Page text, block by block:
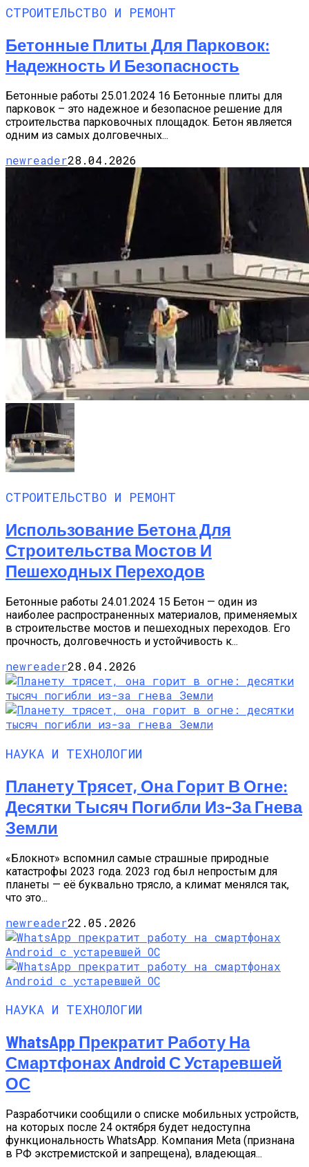
СТРОИТЕЛЬСТВО И РЕМОНТ
Бетонные Плиты Для Парковок:
Надежность И Безопасность
Бетонные работы 25.01.2024 16 Бетонные плиты для
парковок – это надежное и безопасное решение для
строительства парковочных площадок. Бетон является
одним из самых долговечных...
newreader28.04.2026
СТРОИТЕЛЬСТВО И РЕМОНТ
Использование Бетона Для
Строительства Мостов И
Пешеходных Переходов
Бетонные работы 24.01.2024 15 Бетон — один из
наиболее распространенных материалов, применяемых
в строительстве мостов и пешеходных переходов. Его
прочность, долговечность и устойчивость к...
newreader28.04.2026
НАУКА И ТЕХНОЛОГИИ
Планету Трясет, Она Горит В Огне:
Десятки Тысяч Погибли Из-За Гнева
Земли
«Блокнот» вспомнил самые страшные природные
катастрофы 2023 года. 2023 год был непростым для
планеты — её буквально трясло, а климат менялся так,
что это...
newreader22.05.2026
НАУКА И ТЕХНОЛОГИИ
WhatsApp Прекратит Работу На
Смартфонах Android С Устаревшей
ОС
Разработчики сообщили о списке мобильных устройств,
на которых после 24 октября будет недоступна
функциональность WhatsApp. Компания Meta (признана
в РФ экстремистской и запрещена), владеющая...